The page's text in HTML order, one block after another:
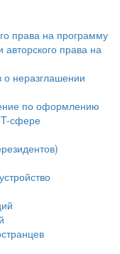
права на программу
авторского права на
о неразглашении
по оформлению
сфере